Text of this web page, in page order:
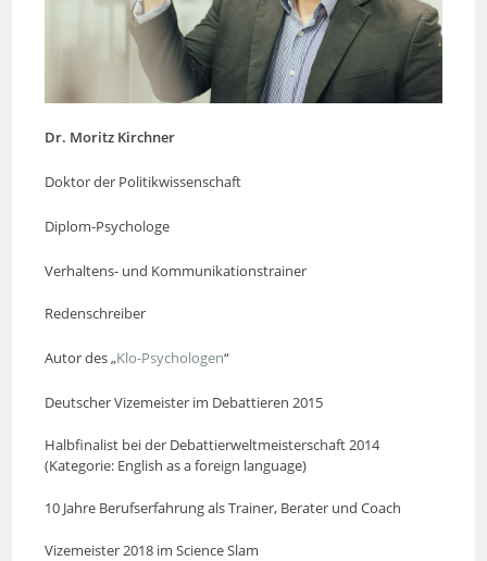
Dr. Moritz Kirchner
Doktor der Politikwissenschaft
Diplom-Psychologe
Verhaltens- und Kommunikationstrainer
Redenschreiber
Autor des „Klo-Psychologen“
Deutscher Vizemeister im Debattieren 2015
Halbfinalist bei der Debattierweltmeisterschaft 2014
(Kategorie: English as a foreign language)
10 Jahre Berufserfahrung als Trainer, Berater und Coach
Vizemeister 2018 im Science Slam